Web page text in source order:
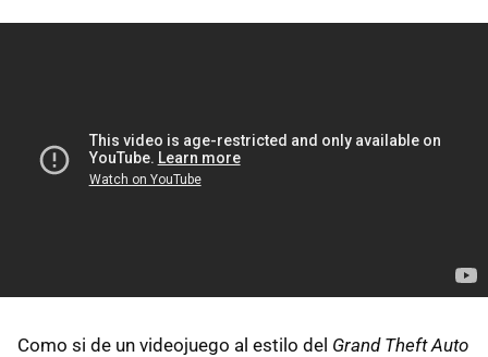
Como si de un videojuego al estilo del Grand Theft Auto